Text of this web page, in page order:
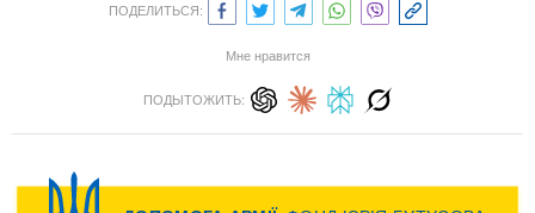
ПОДЕЛИТЬСЯ:
Мне нравится
ПОДЫТОЖИТЬ: